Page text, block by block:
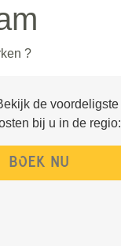
?
de voordeligste
bij u in de regio: